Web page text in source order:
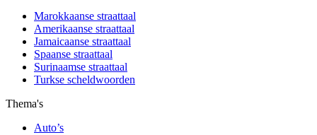
Marokkaanse straattaal
Amerikaanse straattaal
Jamaicaanse straattaal
Spaanse straattaal
Surinaamse straattaal
Turkse scheldwoorden
Thema's
Auto’s